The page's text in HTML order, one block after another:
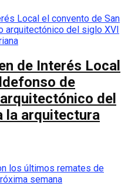
de Interés Local
de
del
la arquitectura